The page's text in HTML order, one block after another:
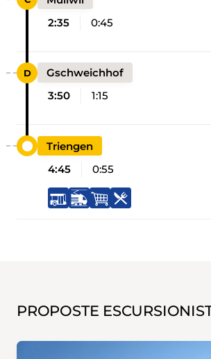
2:35
0:45
Gschweichhof
3:50
1:15
Triengen
4:45
0:55
PROPOSTE